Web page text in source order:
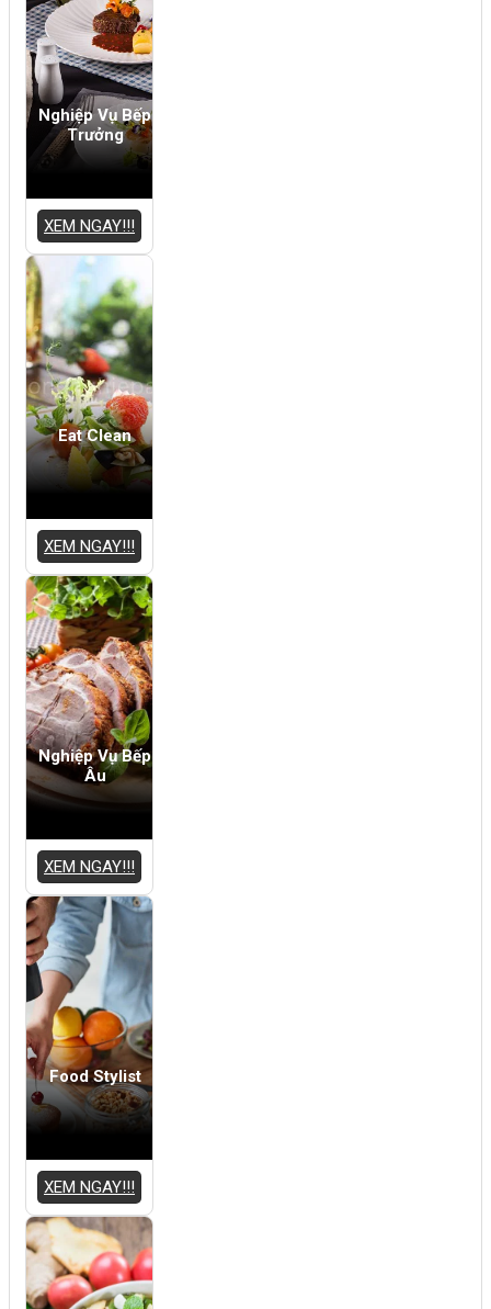
Nghiệp Vụ Bếp
Trưởng
XEM NGAY!!!
Eat Clean
XEM NGAY!!!
Nghiệp Vụ Bếp
Âu
XEM NGAY!!!
Food Stylist
XEM NGAY!!!